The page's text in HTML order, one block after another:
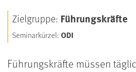
Zielgruppe: Führungskräfte
Seminarkürzel: ODI
Führungskräfte müssen